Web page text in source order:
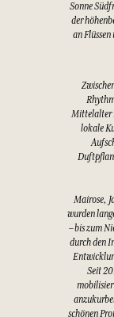
Sonne
der
an
Mittelalter
lokale
Mairose,
wurden
– bis zum
durch den
Seit
schönen